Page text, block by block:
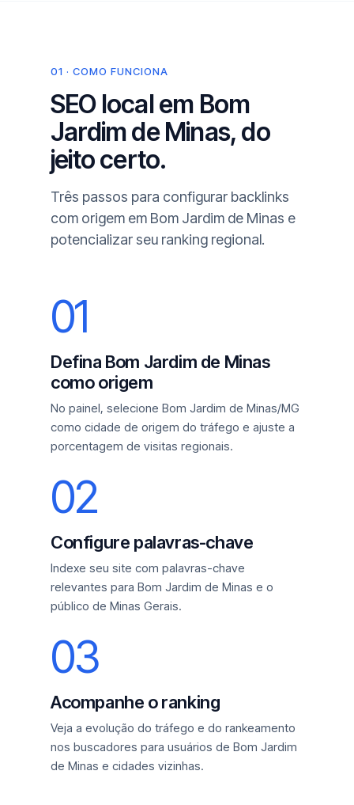
01 · COMO FUNCIONA
SEO local em Bom
Jardim de Minas, do
jeito certo.
Três passos para configurar backlinks
com origem em Bom Jardim de Minas e
potencializar seu ranking regional.
01
Defina Bom Jardim de Minas
como origem
No painel, selecione Bom Jardim de Minas/MG
como cidade de origem do tráfego e ajuste a
porcentagem de visitas regionais.
02
Configure palavras-chave
Indexe seu site com palavras-chave
relevantes para Bom Jardim de Minas e o
público de Minas Gerais.
03
Acompanhe o ranking
Veja a evolução do tráfego e do rankeamento
nos buscadores para usuários de Bom Jardim
de Minas e cidades vizinhas.